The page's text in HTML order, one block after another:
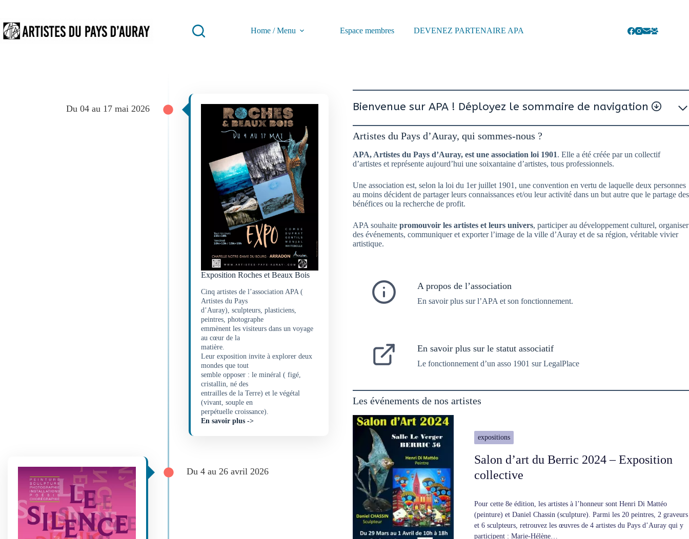
contenu
Home / Menu
Espace membres DEVENEZ PARTENAIRE APA
Du 04 au 17 mai 2026
Exposition Roches et Beaux Bois
Cinq artistes de l’association APA (
Artistes du Pays
d’Auray), sculpteurs, plasticiens,
peintres, photographe
emmènent les visiteurs dans un voyage
au cœur de la
matière.
Leur exposition invite à explorer deux
mondes que tout
semble opposer : le minéral ( figé,
cristallin, né des
entrailles de la Terre) et le végétal
(vivant, souple en
perpétuelle croissance).
En savoir plus ->
Du 4 au 26 avril 2026
Bienvenue sur APA ! Déployez le sommaire de navigation
Artistes du Pays d’Auray, qui sommes-nous ?
APA, Artistes du Pays d’Auray, est une association loi 1901. Elle a été créée par un collectif
d’artistes et représente aujourd’hui une soixantaine d’artistes, tous professionnels.
Une association est, selon la loi du 1er juillet 1901, une convention en vertu de laquelle deux personnes
au moins décident de partager leurs connaissances et/ou leur activité dans un but autre que le partage des
bénéfices ou la recherche de profit.
APA souhaite promouvoir les artistes et leurs univers, participer au développement culturel, organiser
des événements, communiquer et exporter l’image de la ville d’Auray et de sa région, véritable vivier
artistique.
A propos de l’association
En savoir plus sur l’APA et son fonctionnement.
En savoir plus sur le statut associatif
Le fonctionnement d’un asso 1901 sur LegalPlace
Les événements de nos artistes
expositions
Salon d’art du Berric 2024 – Exposition
collective
Pour cette 8e édition, les artistes à l’honneur sont Henri Di Mattéo
(peinture) et Daniel Chassin (sculpture). Parmi les 20 peintres, 2 graveurs
et 6 sculpteurs, retrouvez les œuvres de 4 artistes du Pays d’Auray qui y
participent : Marie-Hélène…